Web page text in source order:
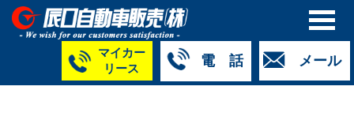
メール
電 話
マイカー
リース